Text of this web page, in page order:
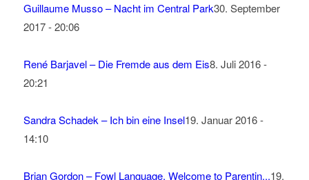
Guillaume Musso – Nacht im Central Park30. September
2017 - 20:06
René Barjavel – Die Fremde aus dem Eis8. Juli 2016 -
20:21
Sandra Schadek – Ich bin eine Insel19. Januar 2016 -
14:10
Brian Gordon – Fowl Language, Welcome to Parentin...19.